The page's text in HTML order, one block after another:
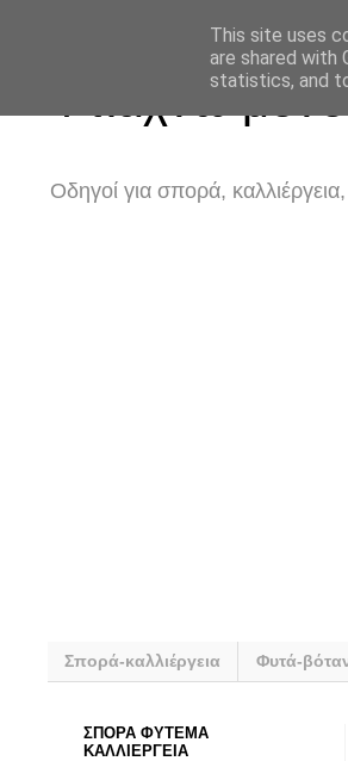
Φτιάχνω
Οδηγοί για σπορά,
Σπορά-καλλιέργεια Φυτά-
ΣΠΟΡΑ ΦΥΤΕΜΑ
ΚΑΛΛΙΕΡΓΕΙΑ
This site uses
are shared with
statistics, and